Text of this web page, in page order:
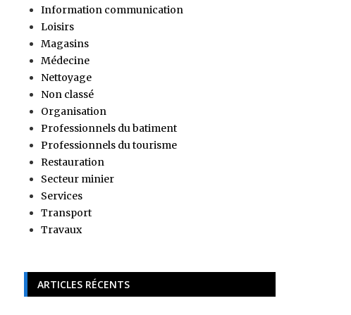
Information communication
Loisirs
Magasins
Médecine
Nettoyage
Non classé
Organisation
Professionnels du batiment
Professionnels du tourisme
Restauration
Secteur minier
Services
Transport
Travaux
ARTICLES RÉCENTS